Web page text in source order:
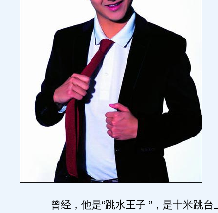
曾经，他是“跳水王子 ”，是十米跳台